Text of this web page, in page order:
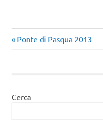
Navigazione
Articolo
precedente:
Ponte di Pasqua 2013
Cerca